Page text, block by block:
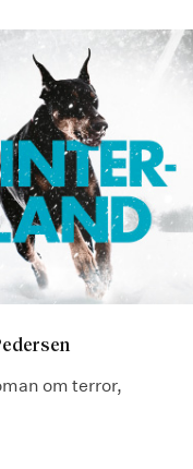
om terror,